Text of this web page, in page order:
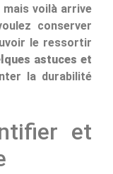
mais voilà arrive
conserver
le ressortir
astuces et
la durabilité
et